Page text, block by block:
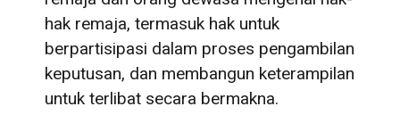
hak remaja, termasuk hak untuk
berpartisipasi dalam proses pengambilan
keputusan, dan membangun keterampilan
untuk terlibat secara bermakna.